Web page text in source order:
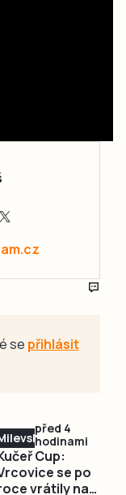
se přihlásit
před 4
hodinami
Cup:
se po
vrátily na